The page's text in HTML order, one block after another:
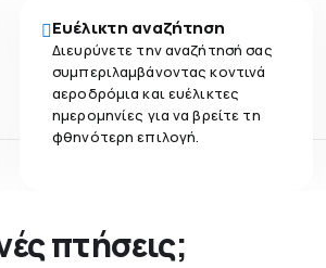
Ευέλικτη αναζήτηση
Διευρύνετε την αναζήτησή σας
συμπεριλαμβάνοντας κοντινά
αεροδρόμια και ευέλικτες
ημερομηνίες για να βρείτε τη
φθηνότερη επιλογή.
πτήσεις;